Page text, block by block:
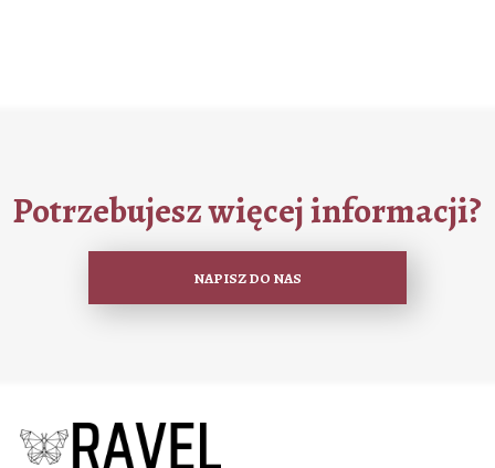
Potrzebujesz więcej informacji?
NAPISZ DO NAS